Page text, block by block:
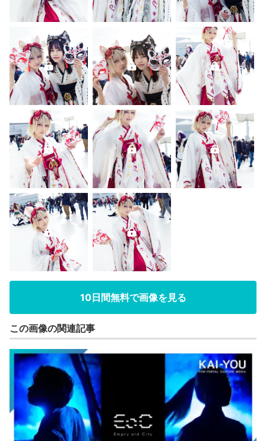
10日間無料で画像を見る
この画像の関連記事